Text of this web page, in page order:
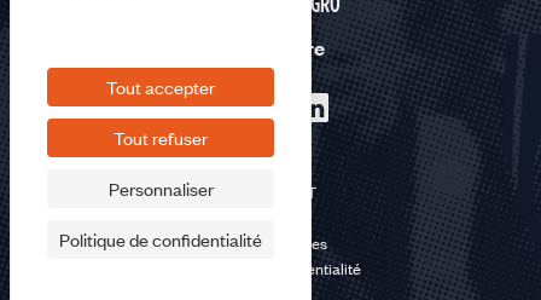
Tout accepter
Tout refuser
Personnaliser
Politique de confidentialité
Nous suivre
©2026 CFDT
Mentions légales
Politique de confidentialité